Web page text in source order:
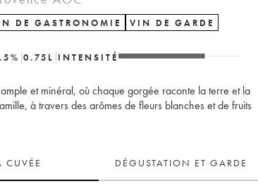
DE GASTRONOMIE VIN DE GARDE
% 0.75 L INTENSITÉ
et minéral, où chaque gorgée raconte la terre et la
à travers des arômes de fleurs blanches et de fruits
CUVÉE DÉGUSTATION ET GARDE